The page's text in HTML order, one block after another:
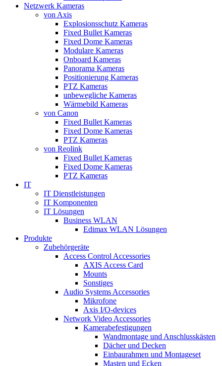
Netzwerk Kameras
von Axis
Explosionsschutz Kameras
Fixed Bullet Kameras
Fixed Dome Kameras
Modulare Kameras
Onboard Kameras
Panorama Kameras
Positionierung Kameras
PTZ Kameras
unbewegliche Kameras
Wärmebild Kameras
von Canon
Fixed Bullet Kameras
Fixed Dome Kameras
PTZ Kameras
von Reolink
Fixed Bullet Kameras
Fixed Dome Kameras
PTZ Kameras
IT
IT Dienstleistungen
IT Komponenten
IT Lösungen
Business WLAN
Edimax WLAN Lösungen
Produkte
Zubehörgeräte
Access Control Accessories
AXIS Access Card
Mounts
Sonstiges
Audio Systems Accessories
Mikrofone
Axis I/O-devices
Network Video Accessories
Kamerabefestigungen
Wandmontage und Anschlusskästen
Dächer und Decken
Einbaurahmen und Montageset
Masten und Ecken